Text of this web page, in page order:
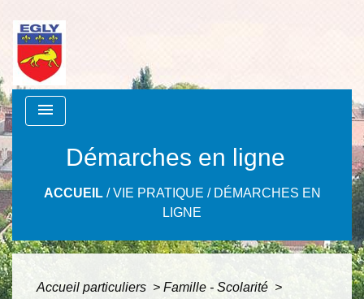
menu
Démarches en ligne
ACCUEIL/VIE PRATIQUE / DÉMARCHES EN
LIGNE
Accueil particuliers > Famille - Scolarité >